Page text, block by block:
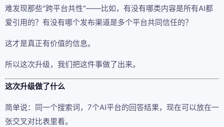
难发现那些"跨平台共性"——比如，有没有哪类内容是所有AI都
爱引用的？有没有哪个发布渠道是多个平台共同信任的？
这才是真正有价值的信息。
所以这次升级，我们把这件事做了出来。
这次升级做了什么
简单说：同一个搜索词，7个AI平台的回答结果，现在可以放在一
张交叉对比表里看。